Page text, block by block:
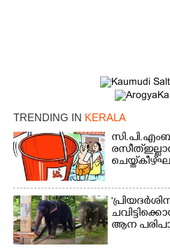
TRENDING IN KERALA
സി.പി.എം
രസീത്
ചെയ്ത്
ആന